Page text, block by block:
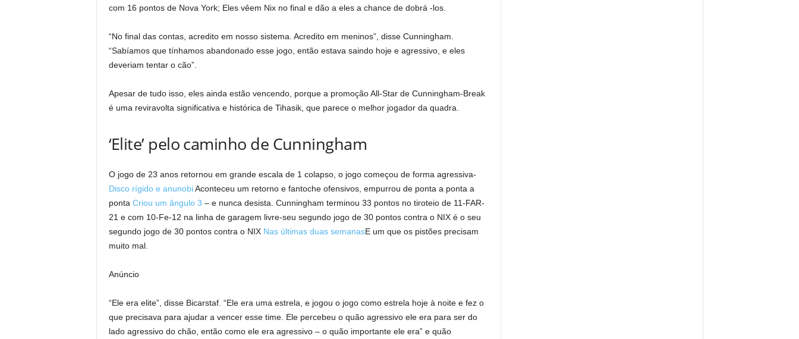
com 16 pontos de Nova York; Eles vêem Nix no final e dão a eles a chance de dobrá -los.
“No final das contas, acredito em nosso sistema. Acredito em meninos”, disse Cunningham.
“Sabíamos que tínhamos abandonado esse jogo, então estava saindo hoje e agressivo, e eles
deveriam tentar o cão”.
Apesar de tudo isso, eles ainda estão vencendo, porque a promoção All-Star de Cunningham-Break
é uma reviravolta significativa e histórica de Tihasik, que parece o melhor jogador da quadra.
‘Elite’ pelo caminho de Cunningham
O jogo de 23 anos retornou em grande escala de 1 colapso, o jogo começou de forma agressiva-
Disco rígido e anunobiAconteceu um retorno e fantoche ofensivos, empurrou de ponta a ponta a
ponta Criou um ângulo 3 – e nunca desista. Cunningham terminou 33 pontos no tiroteio de 11-FAR-
21 e com 10-Fe-12 na linha de garagem livre-seu segundo jogo de 30 pontos contra o NIX é o seu
segundo jogo de 30 pontos contra o NIX Nas últimas duas semanasE um que os pistões precisam
muito mal.
Anúncio
“Ele era elite”, disse Bicarstaf. “Ele era uma estrela, e jogou o jogo como estrela hoje à noite e fez o
que precisava para ajudar a vencer esse time. Ele percebeu o quão agressivo ele era para ser do
lado agressivo do chão, então como ele era agressivo – o quão importante ele era” e quão